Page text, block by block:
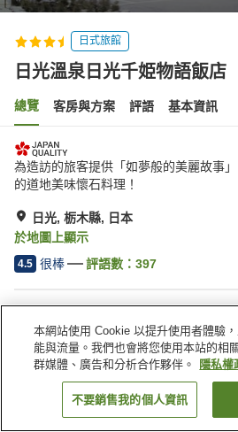
日式旅館
日光溫泉日光千姫物語飯店
總覽 客房與方案 評語 基本資訊
為造訪的旅客提供「如夢般的美麗故事
的道地美味懷石料理！
日光, 栃木縣, 日本
於地圖上顯示
4.5 很棒 評語數： 397
無線網路
三溫
餐廳
私人
日本 栃木縣 日光 日光
找客房
本網站使用 Cookie 以提升使用者體驗
能與流量。我們也會將您使用本站的相
群媒體、廣告和分析合作夥伴。
隱私權
不要銷售我的個人資訊